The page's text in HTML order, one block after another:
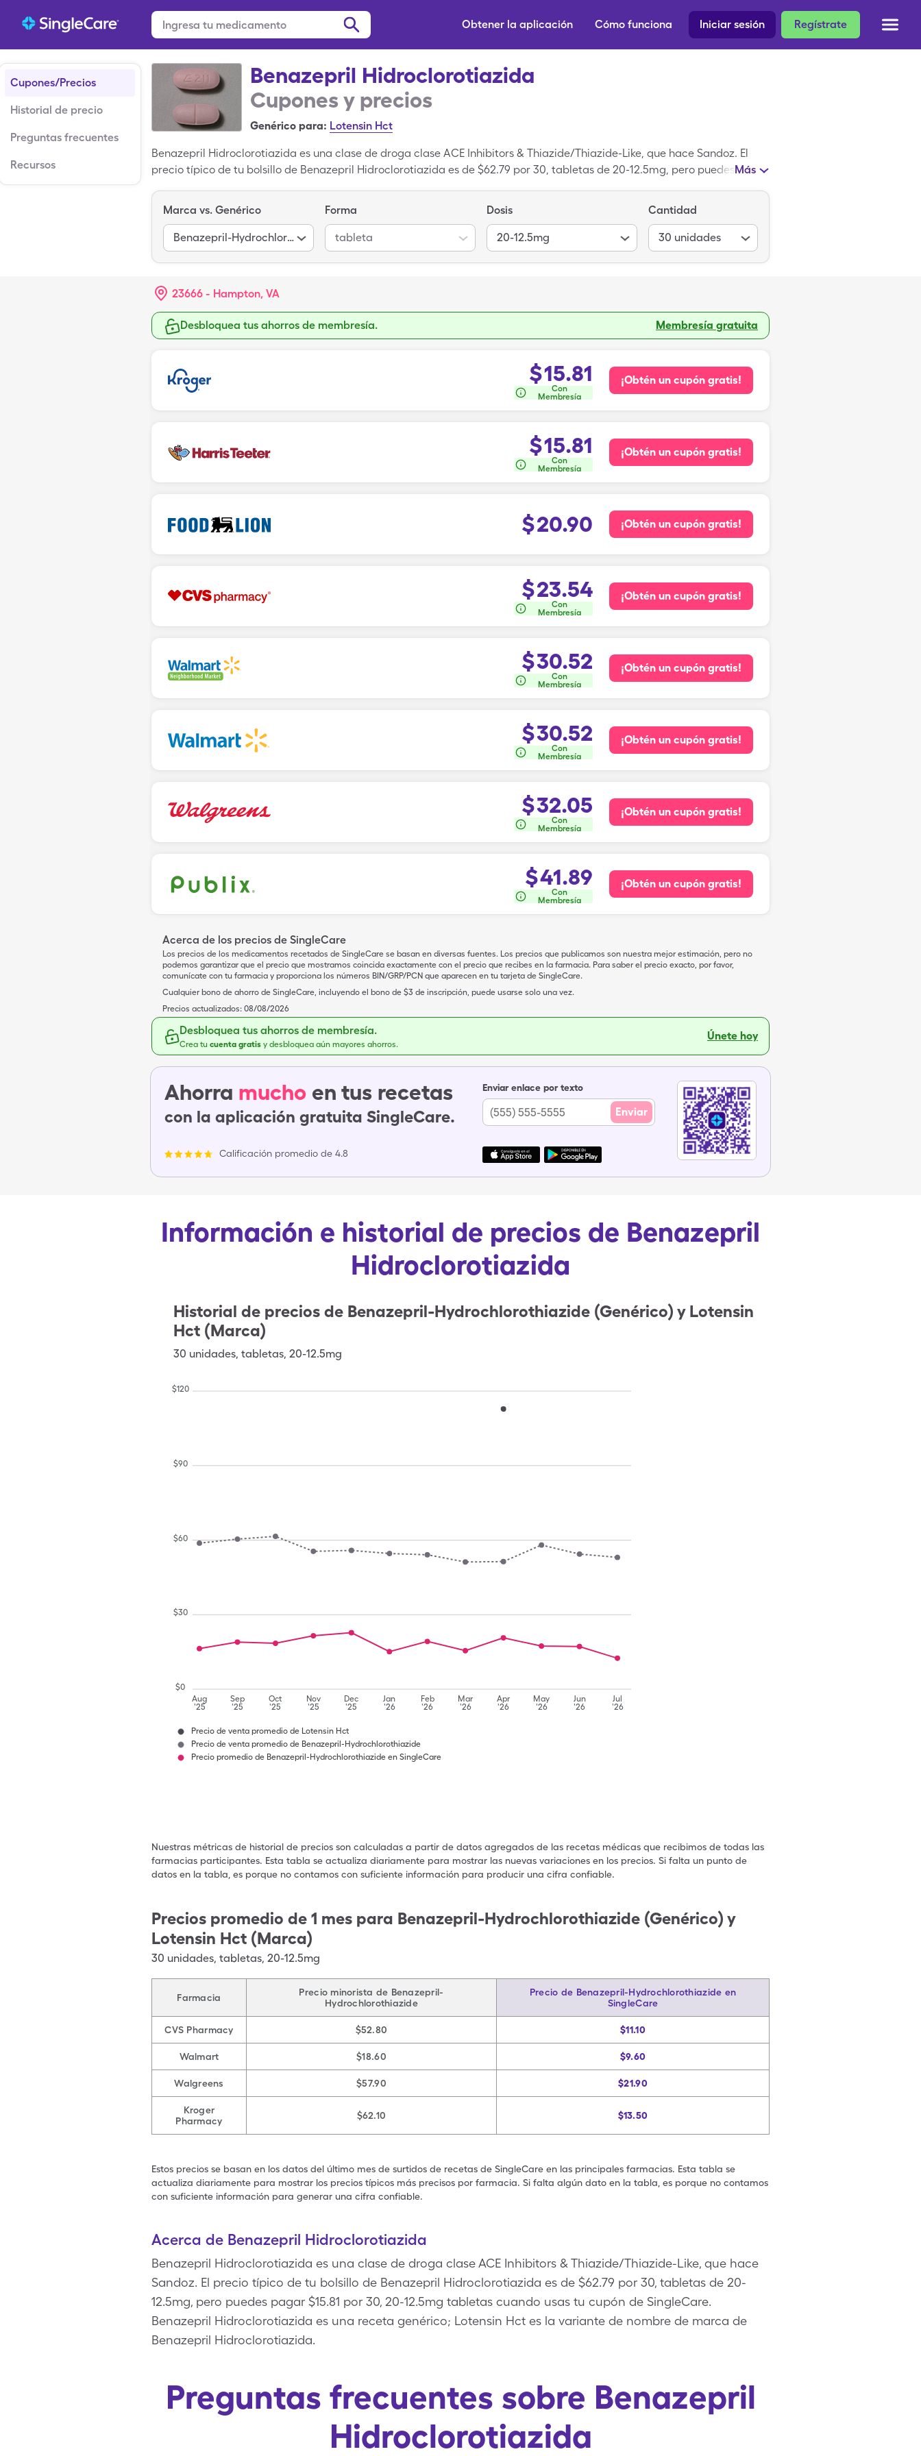
Regístrate
Iniciar sesión
Cómo funciona
Obtener la aplicación
Cupones/Precios
Historial de precio
Preguntas frecuentes
Recursos
Benazepril Hidroclorotiazida
Cupones y precios
Genérico para: Lotensin Hct
Benazepril Hidroclorotiazida es una clase de droga clase ACE Inhibitors & Thiazide/Thiazide-Like, que hace Sandoz. El
precio típico de tu bolsillo de Benazepril Hidroclorotiazida es de $62.79 por 30, tabletas de 20-12.5mg, pero puedes pagar
genérico; Lotensin Hct es la variante de nombre de marca de Benazepril Hidroclorotiazida.
Más
Marca vs. Genérico
Benazepril-Hydrochlorothiazide
Forma
tableta
Dosis
20-12.5mg
Cantidad
30 unidades
23666 - Hampton, VA
Desbloquea tus ahorros de membresía. Membresía gratuita
$15.81
Con
Membresía
¡Obtén un cupón gratis!
$15.81
Con
Membresía
¡Obtén un cupón gratis!
$20.90 ¡Obtén un cupón gratis!
$23.54
Con
Membresía
¡Obtén un cupón gratis!
$30.52
Con
Membresía
¡Obtén un cupón gratis!
$30.52
Con
Membresía
¡Obtén un cupón gratis!
$32.05
Con
Membresía
¡Obtén un cupón gratis!
$41.89
Con
Membresía
¡Obtén un cupón gratis!
Acerca de los precios de SingleCare
Los precios de los medicamentos recetados de SingleCare se basan en diversas fuentes. Los precios que publicamos son nuestra mejor estimación, pero no
podemos garantizar que el precio que mostramos coincida exactamente con el precio que recibes en la farmacia. Para saber el precio exacto, por favor,
comunícate con tu farmacia y proporciona los números BIN/GRP/PCN que aparecen en tu tarjeta de SingleCare.
Cualquier bono de ahorro de SingleCare, incluyendo el bono de $3 de inscripción, puede usarse solo una vez.
Precios actualizados: 08/08/2026
Desbloquea tus ahorros de membresía.
Crea tu cuenta gratis y desbloquea aún mayores ahorros.
Únete hoy
Ahorra mucho en tus recetas
con la aplicación gratuita SingleCare.
Calificación promedio de 4.8
Enviar enlace por texto
Enviar
Información e historial de precios de Benazepril
Hidroclorotiazida
Historial de precios de Benazepril-Hydrochlorothiazide (Genérico) y Lotensin
Hct (Marca)
30 unidades, tabletas, 20-12.5mg
Aug
'25
Sep
'25
Oct
'25
Nov
'25
Dec
'25
Jan
'26
Feb
'26
Mar
'26
Apr
'26
May
'26
Jun
'26
Jul
'26
$0
$30
$60
$90
$120
Precio de venta promedio de Lotensin Hct
Precio de venta promedio de Benazepril-Hydrochlorothiazide
Precio promedio de Benazepril-Hydrochlorothiazide en SingleCare
Nuestras métricas de historial de precios son calculadas a partir de datos agregados de las recetas médicas que recibimos de todas las
farmacias participantes. Esta tabla se actualiza diariamente para mostrar las nuevas variaciones en los precios. Si falta un punto de
datos en la tabla, es porque no contamos con suficiente información para producir una cifra confiable.
Precios promedio de 1 mes para Benazepril-Hydrochlorothiazide (Genérico) y
Lotensin Hct (Marca)
30 unidades, tabletas, 20-12.5mg
Farmacia
Precio minorista de Benazepril-
Hydrochlorothiazide
Precio de Benazepril-Hydrochlorothiazide en
SingleCare
CVS Pharmacy $52.80 $11.10
Walmart $18.60 $9.60
Walgreens $57.90 $21.90
Kroger
Pharmacy
$62.10 $13.50
Estos precios se basan en los datos del último mes de surtidos de recetas de SingleCare en las principales farmacias. Esta tabla se
actualiza diariamente para mostrar los precios típicos más precisos por farmacia. Si falta algún dato en la tabla, es porque no contamos
con suficiente información para generar una cifra confiable.
Acerca de Benazepril Hidroclorotiazida
Benazepril Hidroclorotiazida es una clase de droga clase ACE Inhibitors & Thiazide/Thiazide-Like, que hace
Sandoz. El precio típico de tu bolsillo de Benazepril Hidroclorotiazida es de $62.79 por 30, tabletas de 20-
12.5mg, pero puedes pagar $15.81 por 30, 20-12.5mg tabletas cuando usas tu cupón de SingleCare.
Benazepril Hidroclorotiazida es una receta genérico; Lotensin Hct es la variante de nombre de marca de
Benazepril Hidroclorotiazida.
Preguntas frecuentes sobre Benazepril
Hidroclorotiazida